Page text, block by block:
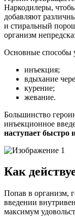
Наркодилеры,
добавляют
и стиральный
организм
Основные способы
инъекция;
вдыхание
курение;
жевание.
Большинство
инъекционное
наступает быстро
Как
Попав в организм,
введении
максимум